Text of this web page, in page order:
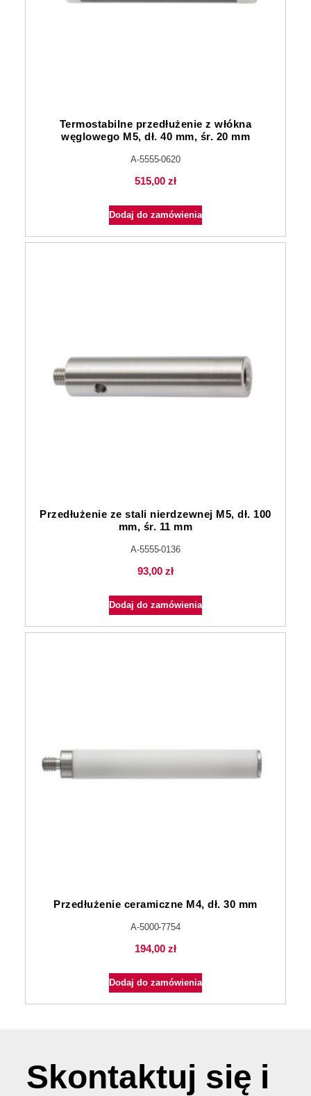
Termostabilne przedłużenie z włókna
węglowego M5, dł. 40 mm, śr. 20 mm
A-5555-0620
515,00 zł
Dodaj do zamówienia
Przedłużenie ze stali nierdzewnej M5, dł. 100
mm, śr. 11 mm
A-5555-0136
93,00 zł
Dodaj do zamówienia
Przedłużenie ceramiczne M4, dł. 30 mm
A-5000-7754
194,00 zł
Dodaj do zamówienia
Skontaktuj się i